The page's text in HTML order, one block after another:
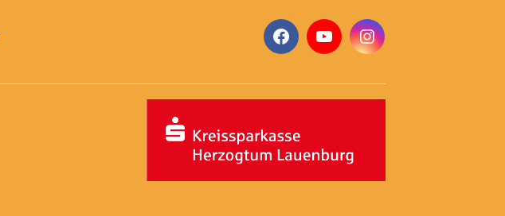
FacebookYouTubeInstagram